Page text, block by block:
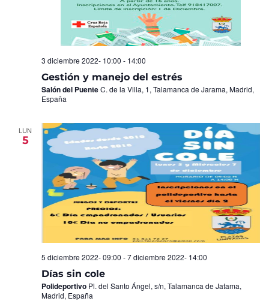
Gestión y manejo del estrés
3 diciembre 2022- 10:00 - 14:00
Salón del PuenteC. de la Villa, 1, Talamanca de Jarama, Madrid,
España
LUN
5
Días sin cole
5 diciembre 2022- 09:00 -7 diciembre 2022- 14:00
Polideportivo Pl. del Santo Ángel, s/n, Talamanca de Jatama,
Madrid, España